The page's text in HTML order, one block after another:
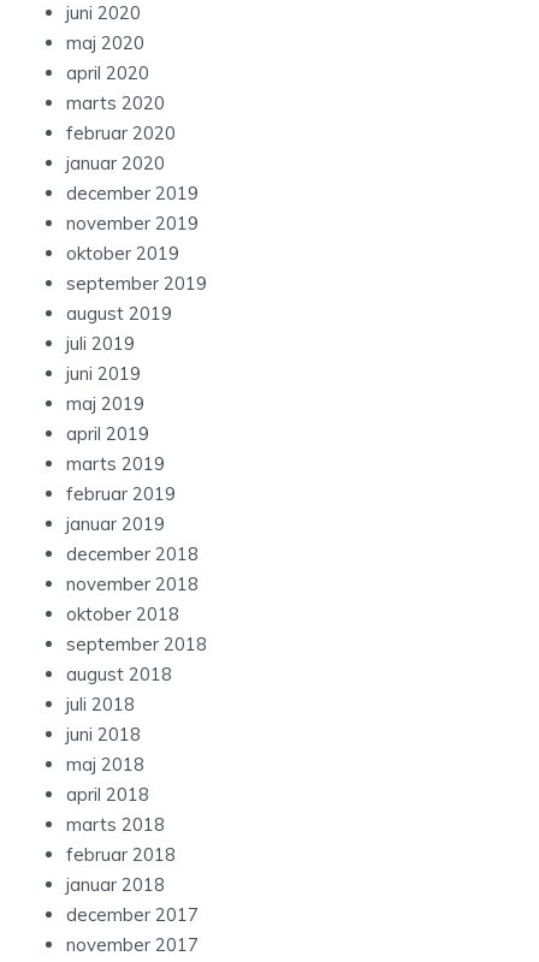
juni 2020
maj 2020
april 2020
marts 2020
februar 2020
januar 2020
december 2019
november 2019
oktober 2019
september 2019
august 2019
juli 2019
juni 2019
maj 2019
april 2019
marts 2019
februar 2019
januar 2019
december 2018
november 2018
oktober 2018
september 2018
august 2018
juli 2018
juni 2018
maj 2018
april 2018
marts 2018
februar 2018
januar 2018
december 2017
november 2017